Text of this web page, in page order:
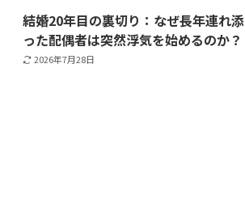
結婚20年目の裏切り：なぜ長年連れ添
った配偶者は突然浮気を始めるのか？
2026年7月28日